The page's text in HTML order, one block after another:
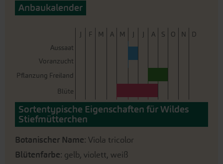
Anbaukalender
J F M A M J J A S O N
D
Aussaat
Voranzucht
Pflanzung Freiland
Blüte
Sortentypische Eigenschaften für Wildes
Stiefmütterchen
Botanischer Name: Viola tricolor
Blütenfarbe: gelb, violett, weiß